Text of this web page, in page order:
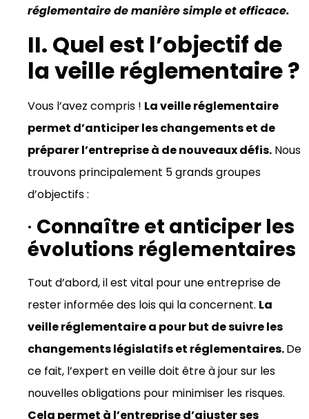
réglementaire de manière simple et efficace.
II. Quel est l’objectif de
la veille réglementaire ?
Vous l’avez compris ! La veille réglementaire
permet d’anticiper les changements et de
préparer l’entreprise à de nouveaux défis. Nous
trouvons principalement 5 grands groupes
d’objectifs :
· Connaître et anticiper les
évolutions réglementaires
Tout d’abord, il est vital pour une entreprise de
rester informée des lois qui la concernent. La
veille réglementaire a pour but de suivre les
changements législatifs et réglementaires.De
ce fait, l’expert en veille doit être à jour sur les
nouvelles obligations pour minimiser les risques.
Cela permet à l’entreprise d’ajuster ses